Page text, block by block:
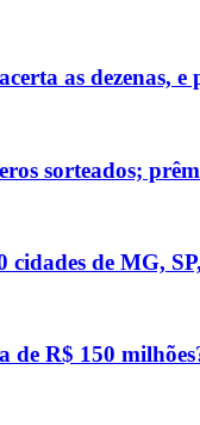
as dezenas,
sorteados;
cidades de MG,
de R$ 150